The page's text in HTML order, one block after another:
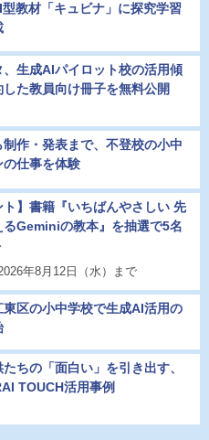
教材「キュビナ」に探究学習
、生成AIパイロット校の活用傾
た教員向け冊子を無料公開
制作・発表まで、不登校の小中
仕事を体験
ト】書籍『いちばんやさしい 先
るGeminiの教本』を抽選で5名
年8月12日（水）まで
区の小中学校で生成AI活用の
ちの「面白い」を引き出す、
TOUCH活用事例